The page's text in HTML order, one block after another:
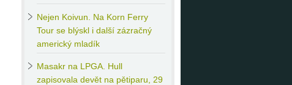
Nejen Koivun. Na Korn Ferry
Tour se blýskl i další zázračný
americký mladík
Masakr na LPGA. Hull
zapisovala devět na pětiparu, 29